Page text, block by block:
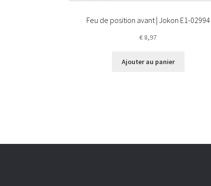
Feu de position avant | Jokon E1-02994
€ 8,97
Ajouter au panier